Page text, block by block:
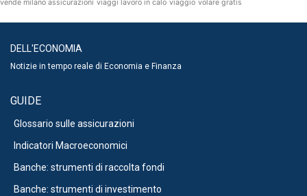
vende milano assicurazioni viaggi lavoro in calo viaggio volare gratis
DELL'ECONOMIA
Notizie in tempo reale di Economia e Finanza
GUIDE
Glossario sulle assicurazioni
Indicatori Macroeconomici
Banche: strumenti di raccolta fondi
Banche: strumenti di investimento